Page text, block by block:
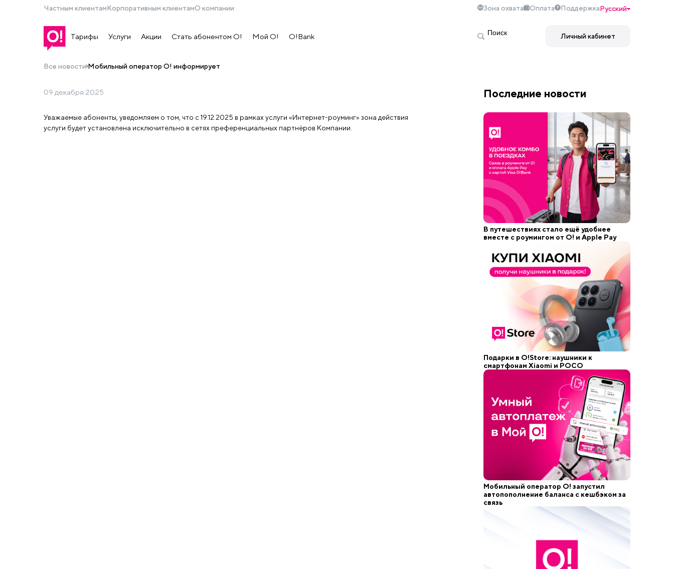
Частным клиентамКорпоративным клиентамО компании Зона охвата Оплата ПоддержкаРусский
Тарифы Услуги Акции Стать абонентом O! Мой О! O!Bank Личный кабинет
Все новости Мобильный оператор О! информирует
09 декабря 2025 Последние новости
Мобильный оператор О! информирует
О внесении изменений в услугу «Интернет-роуминг».
Уважаемые абоненты, уведомляем о том, что с 19.12.2025 в рамках услуги «Интернет-роуминг» зона действия
услуги будет установлена исключительно в сетях преференциальных партнёров Компании.
В путешествиях стало ещё удобнее
вместе с роумингом от О! и Apple Pay
Подарки в O!Store: наушники к
смартфонам Xiaomi и POCO
Мобильный оператор О! запустил
автопополнение баланса с кешбэком за
связь